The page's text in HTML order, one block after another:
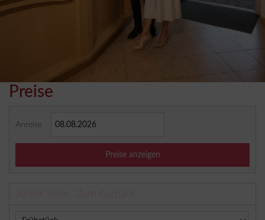
Preise
Anreise
Preise anzeigen
Junior Suite "Zum Kurpark"